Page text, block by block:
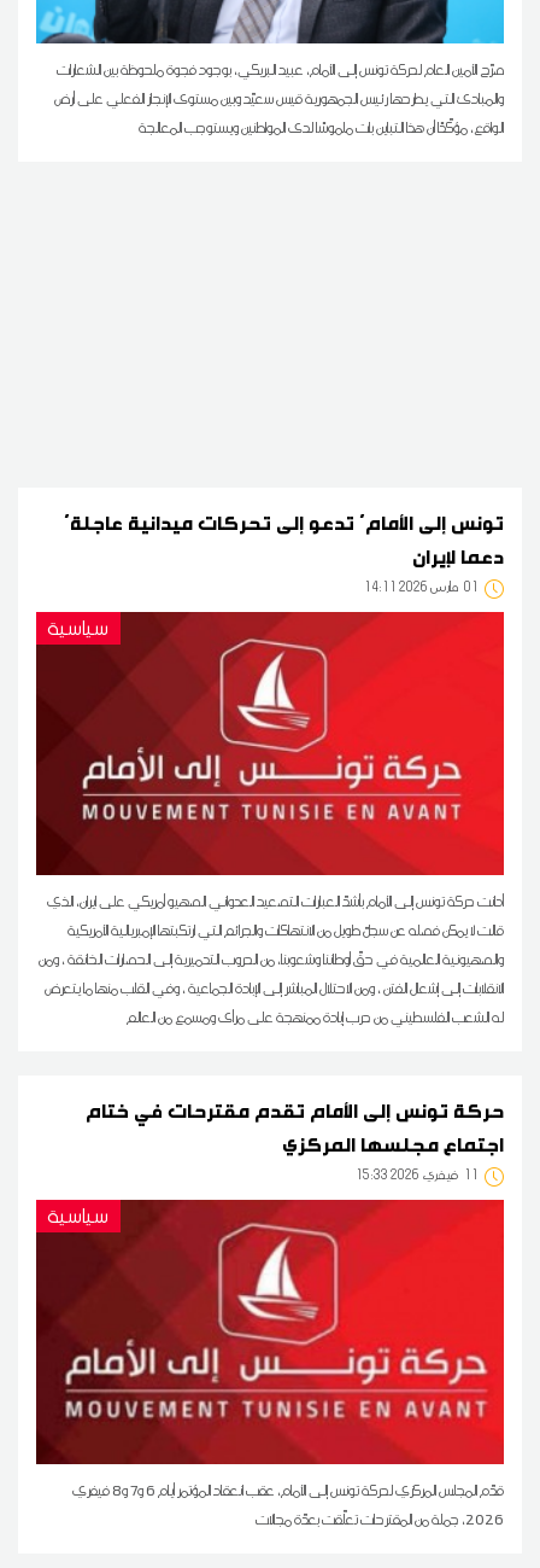
صرّح الأمين العام لحركة تونس إلى الأمام، عبيد البريكي، بوجود فجوة ملحوظة بين الشعارات
والمبادئ التي يطرحها رئيس الجمهورية قيس سعيّد وبين مستوى الإنجاز الفعلي على أرض
الواقع، مؤكّدًا أن هذا التباين بات ملموسًا لدى المواطنين ويستوجب المعالجة
'تونس إلى الأمام' تدعو إلى تحركات ميدانية عاجلة
دعما لإيران
01 14:11 2026 مارس
سياسية
أدانت حركة تونس إلى الأمام بأشدّ العبارات التصعيد العدواني الصهيو أمريكي على ايران، الذي
قالت لا يمكن فصله عن سجلّ طويل من الانتهاكات والجرائم التي ارتكبتها الإمبريالية الأمريكية
والصهيونية العالمية في حقّ أوطاننا وشعوبنا، من الحروب التدميرية إلى الحصارات الخانقة ، ومن
الانقلابات إلى إشعال الفتن ، ومن الاحتلال المباشر إلى الإبادة الجماعية ، وفي القلب منها ما يتعرض
له الشعب الفلسطيني من حرب إبادة ممنهجة على مرأى ومسمع من العالم
حركة تونس إلى الأمام تقدم مقترحات في ختام
اجتماع مجلسها المركزي
11 15:33 2026 فيفري
سياسية
قدّم المجلس المركزي لحركة تونس إلى الأمام، عقب انعقاد المؤتمر أيام 6 و7 و8 فيفري
2026، جملة من المقترحات تعلّقت بعدّة مجالات